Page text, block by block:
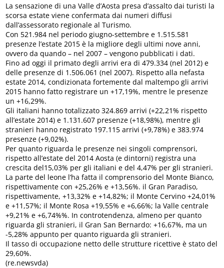
La sensazione di una Valle d’Aosta presa d’assalto dai turisti la
scorsa estate viene confermata dai numeri diffusi
dall’assessorato regionale al Turismo.
Con 521.984 nel periodo giugno-settembre e 1.515.581
presenze l’estate 2015 è la migliore degli ultimi nove anni,
ovvero da quando – nel 2007 – vengono pubblicati i dati.
Fino ad oggi il primato degli arrivi era di 479.334 (nel 2012) e
delle presenze di 1.506.061 (nel 2007). Rispetto alla nefasta
estate 2014, condizionata fortemente dal maltempo gli arrivi
2015 hanno fatto registrare un +17,19%, mentre le presenze
un +16,29%.
Gli italiani hanno totalizzato 324.869 arrivi (+22,21% rispetto
all’estate 2014) e 1.131.607 presenze (+18,98%), mentre gli
stranieri hanno registrato 197.115 arrivi (+9,78%) e 383.974
presenze (+9,02%).
Per quanto riguarda le presenze nei singoli comprensori,
rispetto all’estate del 2014 Aosta (e dintorni) registra una
crescita del15,03% per gli italiani e del 4,47% per gli stranieri.
La parte del leone l’ha fatta il comprensorio del Monte Bianco,
rispettivamente con +25,26% e +13,56%. il Gran Paradiso,
rispettivamente, +13,32% e +14,82%; il Monte Cervino +24,01%
e +11,57%; il Monte Rosa +19,55% e +6,66%; la Valle centrale
+9,21% e +6,74%%. In controtendenza, almeno per quanto
riguarda gli stranieri, il Gran San Bernardo: +16,67%, ma un
-5,28% appunto per quanto riguarda gli stranieri.
Il tasso di occupazione netto delle strutture ricettive è stato del
29,60%.
(re.newsvda)